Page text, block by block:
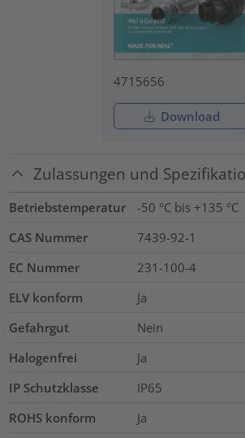
4715656
Download
Zulassungen und
Betriebstemperatur
-50 °C bis +135 °C
CAS Nummer
7439-92-1
EC Nummer
231-100-4
ELV konform
Ja
Gefahrgut
Nein
Halogenfrei
Ja
IP Schutzklasse
IP65
ROHS konform
Ja